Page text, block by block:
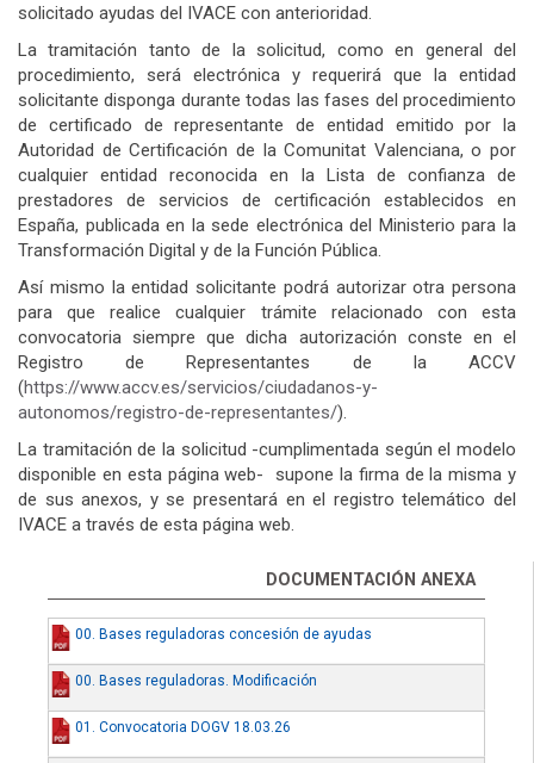
solicitado ayudas del IVACE con anterioridad.
La tramitación tanto de la solicitud, como en general del
procedimiento, será electrónica y requerirá que la entidad
solicitante disponga durante todas las fases del procedimiento
de certificado de representante de entidad emitido por la
Autoridad de Certificación de la Comunitat Valenciana, o por
cualquier entidad reconocida en la Lista de confianza de
prestadores de servicios de certificación establecidos en
España, publicada en la sede electrónica del Ministerio para la
Transformación Digital y de la Función Pública.
Así mismo la entidad solicitante podrá autorizar otra persona
para que realice cualquier trámite relacionado con esta
convocatoria siempre que dicha autorización conste en el
Registro de Representantes de la ACCV
(https://www.accv.es/servicios/ciudadanos-y-
autonomos/registro-de-representantes/).
La tramitación de la solicitud -cumplimentada según el modelo
disponible en esta página web- supone la firma de la misma y
de sus anexos, y se presentará en el registro telemático del
IVACE a través de esta página web.
DOCUMENTACIÓN ANEXA
00. Bases reguladoras concesión de ayudas
00. Bases reguladoras. Modificación
01. Convocatoria DOGV 18.03.26